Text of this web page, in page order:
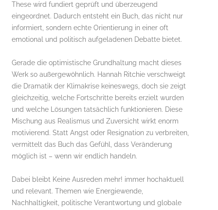
These wird fundiert geprüft und überzeugend
eingeordnet. Dadurch entsteht ein Buch, das nicht nur
informiert, sondern echte Orientierung in einer oft
emotional und politisch aufgeladenen Debatte bietet.
Gerade die optimistische Grundhaltung macht dieses
Werk so außergewöhnlich. Hannah Ritchie verschweigt
die Dramatik der Klimakrise keineswegs, doch sie zeigt
gleichzeitig, welche Fortschritte bereits erzielt wurden
und welche Lösungen tatsächlich funktionieren. Diese
Mischung aus Realismus und Zuversicht wirkt enorm
motivierend. Statt Angst oder Resignation zu verbreiten,
vermittelt das Buch das Gefühl, dass Veränderung
möglich ist – wenn wir endlich handeln.
Dabei bleibt Keine Ausreden mehr! immer hochaktuell
und relevant. Themen wie Energiewende,
Nachhaltigkeit, politische Verantwortung und globale